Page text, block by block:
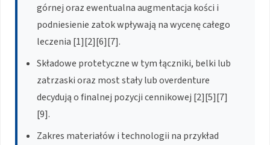
górnej oraz ewentualna augmentacja kości i
podniesienie zatok wpływają na wycenę całego
leczenia [1][2][6][7].
Składowe protetyczne w tym łączniki, belki lub
zatrzaski oraz most stały lub overdenture
decydują o finalnej pozycji cennikowej [2][5][7]
[9].
Zakres materiałów i technologii na przykład